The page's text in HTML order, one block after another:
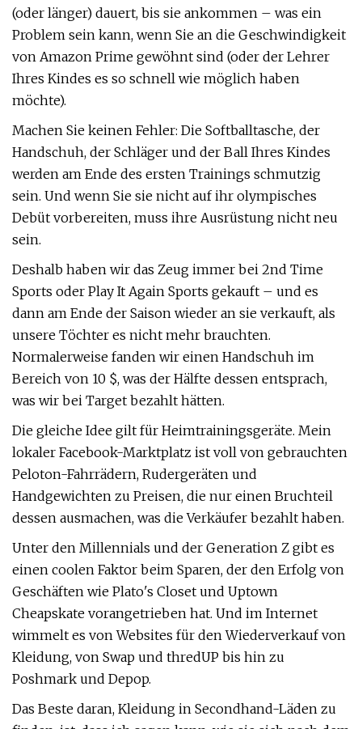
(oder länger) dauert, bis sie ankommen – was ein
Problem sein kann, wenn Sie an die Geschwindigkeit
von Amazon Prime gewöhnt sind (oder der Lehrer
Ihres Kindes es so schnell wie möglich haben
möchte).
Machen Sie keinen Fehler: Die Softballtasche, der
Handschuh, der Schläger und der Ball Ihres Kindes
werden am Ende des ersten Trainings schmutzig
sein. Und wenn Sie sie nicht auf ihr olympisches
Debüt vorbereiten, muss ihre Ausrüstung nicht neu
sein.
Deshalb haben wir das Zeug immer bei 2nd Time
Sports oder Play It Again Sports gekauft – und es
dann am Ende der Saison wieder an sie verkauft, als
unsere Töchter es nicht mehr brauchten.
Normalerweise fanden wir einen Handschuh im
Bereich von 10 $, was der Hälfte dessen entsprach,
was wir bei Target bezahlt hätten.
Die gleiche Idee gilt für Heimtrainingsgeräte. Mein
lokaler Facebook-Marktplatz ist voll von gebrauchten
Peloton-Fahrrädern, Rudergeräten und
Handgewichten zu Preisen, die nur einen Bruchteil
dessen ausmachen, was die Verkäufer bezahlt haben.
Unter den Millennials und der Generation Z gibt es
einen coolen Faktor beim Sparen, der den Erfolg von
Geschäften wie Plato's Closet und Uptown
Cheapskate vorangetrieben hat. Und im Internet
wimmelt es von Websites für den Wiederverkauf von
Kleidung, von Swap und thredUP bis hin zu
Poshmark und Depop.
Das Beste daran, Kleidung in Secondhand-Läden zu